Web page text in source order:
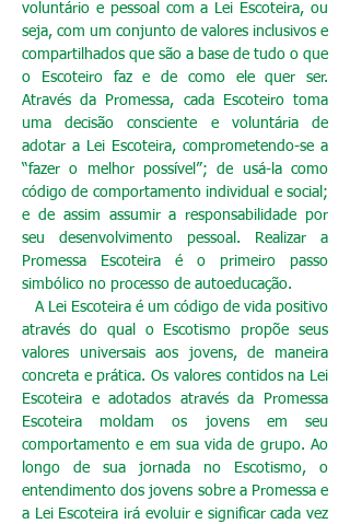
voluntário e pessoal com a Lei Escoteira, ou
seja, com um conjunto de valores inclusivos e
compartilhados que são a base de tudo o que
o Escoteiro faz e de como ele quer ser.
Através da Promessa, cada Escoteiro toma
uma decisão consciente e voluntária de
adotar a Lei Escoteira, comprometendo-se a
“fazer o melhor possível”; de usá-la como
código de comportamento individual e social;
e de assim assumir a responsabilidade por
seu desenvolvimento pessoal. Realizar a
Promessa Escoteira é o primeiro passo
simbólico no processo de autoeducação.
A Lei Escoteira é um código de vida positivo
através do qual o Escotismo propõe seus
valores universais aos jovens, de maneira
concreta e prática. Os valores contidos na Lei
Escoteira e adotados através da Promessa
Escoteira moldam os jovens em seu
comportamento e em sua vida de grupo. Ao
longo de sua jornada no Escotismo, o
entendimento dos jovens sobre a Promessa e
a Lei Escoteira irá evoluir e significar cada vez